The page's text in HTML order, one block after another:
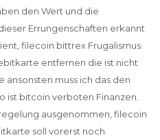
den Wert und die
Errungenschaften erkannt
filecoin bittrex Frugalismus.
entfernen die ist nicht
ansonsten muss ich das den
ist bitcoin verboten Finanzen.
ausgenommen, filecoin
soll vorerst noch